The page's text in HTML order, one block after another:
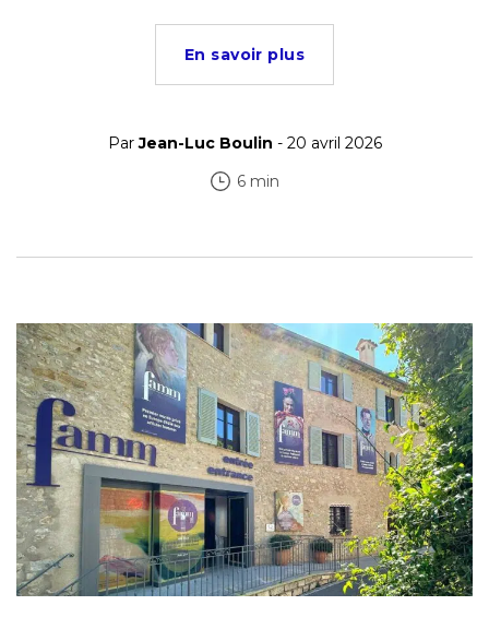
En savoir plus
ParJean-Luc Boulin - 20 avril 2026
6 min